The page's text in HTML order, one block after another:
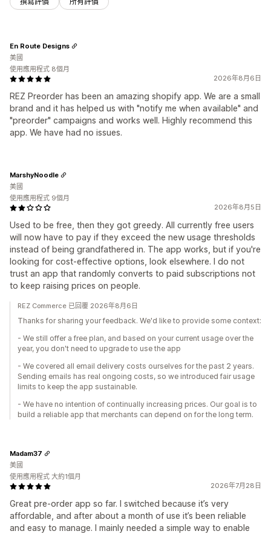
2026年8月6日
REZ Preorder has been an amazing shopify app. We are a small
brand and it has helped us with "notify me when available" and
"preorder" campaigns and works well. Highly recommend this
app. We have had no issues.
En Route Designs
美國
使用應用程式 8個月
2026年8月5日
Used to be free, then they got greedy. All currently free users
will now have to pay if they exceed the new usage thresholds
instead of being grandfathered in. The app works, but if you're
looking for cost-effective options, look elsewhere. I do not
trust an app that randomly converts to paid subscriptions not
to keep raising prices on people.
MarshyNoodle
美國
使用應用程式 9個月
REZ Commerce 已回覆 2026年8月6日
Thanks for sharing your feedback. We'd like to provide some context:
- We still offer a free plan, and based on your current usage over the
year, you don't need to upgrade to use the app
- We covered all email delivery costs ourselves for the past 2 years.
Sending emails has real ongoing costs, so we introduced fair usage
limits to keep the app sustainable.
- We have no intention of continually increasing prices. Our goal is to
build a reliable app that merchants can depend on for the long term.
2026年7月28日
Great pre-order app so far. I switched because it’s very
affordable, and after about a month of use it’s been reliable
and easy to manage. I mainly needed a simple way to enable
Madam37
美國
使用應用程式 大約1個月